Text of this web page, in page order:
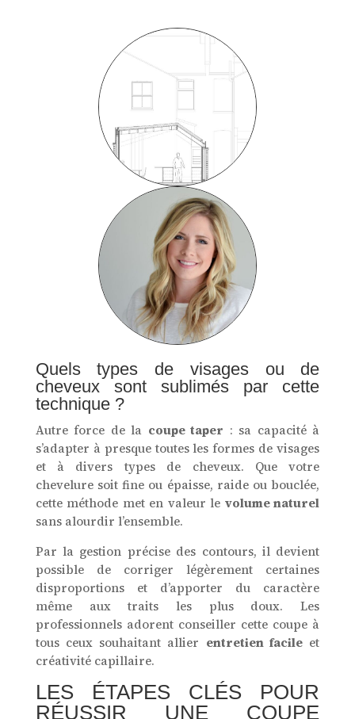
Quels types de visages ou de
cheveux sont sublimés par cette
technique ?
Autre force de la coupe taper : sa capacité à
s’adapter à presque toutes les formes de visages
et à divers types de cheveux. Que votre
chevelure soit fine ou épaisse, raide ou bouclée,
cette méthode met en valeur le volume naturel
sans alourdir l’ensemble.
Par la gestion précise des contours, il devient
possible de corriger légèrement certaines
disproportions et d’apporter du caractère
même aux traits les plus doux. Les
professionnels adorent conseiller cette coupe à
tous ceux souhaitant allier entretien facileet
créativité capillaire.
LES ÉTAPES CLÉS POUR
RÉUSSIR UNE COUPE